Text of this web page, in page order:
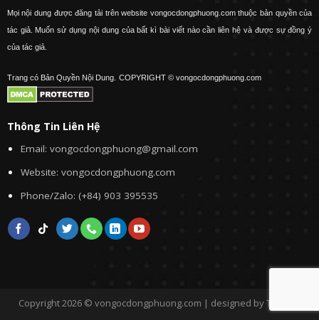
Mọi nội dung được đăng tải trên website vongocdongphuong.com thuộc bản quyền của
tác giả. Muốn sử dụng nội dung của bất kì bài viết nào cần liên hệ và được sự đồng ý
của tác giả.
Trang có Bản Quyền Nội Dung. COPYRIGHT © vongocdongphuong.com
Thông Tin Liên Hệ
Email: vongocdongphuong@gmail.com
Website: vongocdongphuong.com
Phone/Zalo: (+84) 903 395535
Copyright 2026 © vongocdongphuong.com | designed by Tini&Me